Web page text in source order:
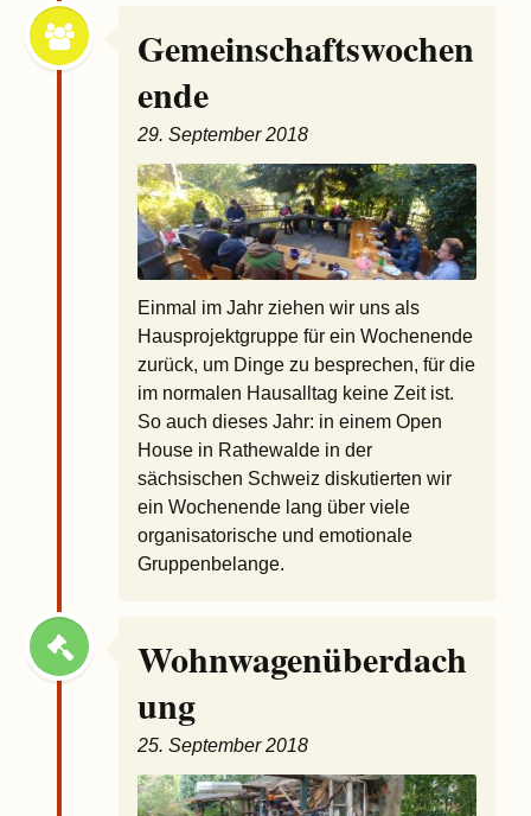
Gemeinschaftswochen
ende
29. September 2018
Einmal im Jahr ziehen wir uns als
Hausprojektgruppe für ein Wochenende
zurück, um Dinge zu besprechen, für die
im normalen Hausalltag keine Zeit ist.
So auch dieses Jahr: in einem Open
House in Rathewalde in der
sächsischen Schweiz diskutierten wir
ein Wochenende lang über viele
organisatorische und emotionale
Gruppenbelange.
Wohnwagenüberdach
ung
25. September 2018